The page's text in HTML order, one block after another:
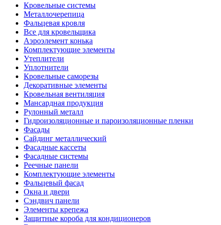
Кровельные системы
Металлочерепица
Фальцевая кровля
Все для кровельщика
Аэроэлемент конька
Комплектующие элементы
Утеплители
Уплотнители
Кровельные саморезы
Декоративные элементы
Кровельная вентиляция
Мансардная продукция
Рулонный металл
Гидроизоляционные и пароизоляционные пленки
Фасады
Сайдинг металлический
Фасадные кассеты
Фасадные системы
Реечные панели
Комплектующие элементы
Фальцевый фасад
Окна и двери
Сэндвич панели
Элементы крепежа
Защитные короба для кондиционеров